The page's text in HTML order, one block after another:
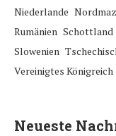
Niederlande
Rumänien Schottland
Slowenien
Vereinigtes Königreich
Neueste